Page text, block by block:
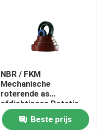
NBR / FKM
Mechanische
roterende as
afdichtingen Rotatie
CW / CCW
Beste prijs